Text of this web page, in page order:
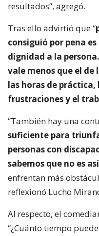
resultados”, agregó.
Tras ello advirtió que “
consiguió por pena
dignidad a la
vale menos que el de
las horas de práctica,
frustraciones y el
“También hay una
suficiente para
personas con
sabemos que no es así
enfrentan más
reflexionó Lucho
Al respecto, el
“¿Cuánto tiempo